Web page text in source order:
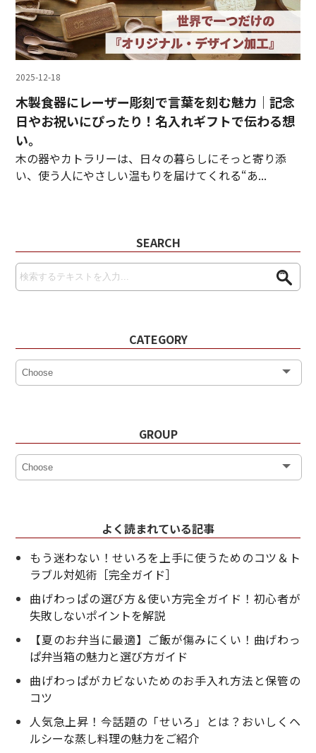
2025-12-18
木製食器にレーザー彫刻で言葉を刻む魅力｜記念
日やお祝いにぴったり！名入れギフトで伝わる想
い。
木の器やカトラリーは、日々の暮らしにそっと寄り添
い、使う人にやさしい温もりを届けてくれる“あ...
SEARCH
CATEGORY
GROUP
よく読まれている記事
もう迷わない！せいろを上手に使うためのコツ＆ト
ラブル対処術［完全ガイド］
曲げわっぱの選び方＆使い方完全ガイド！初心者が
失敗しないポイントを解説
【夏のお弁当に最適】ご飯が傷みにくい！曲げわっ
ぱ弁当箱の魅力と選び方ガイド
曲げわっぱがカビないためのお手入れ方法と保管の
コツ
人気急上昇！今話題の「せいろ」とは？おいしくヘ
ルシーな蒸し料理の魅力をご紹介